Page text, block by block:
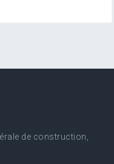
de construction,